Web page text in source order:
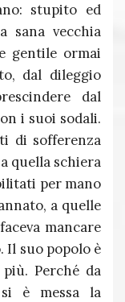
stupito ed
sana vecchia
gentile ormai
dal dileggio
dal
i suoi sodali.
di sofferenza
quella schiera
per mano
a quelle
mancare
Il suo popolo è
Perché da
è messa la